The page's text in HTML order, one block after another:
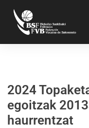
2024
egoitzak
haurrentzat